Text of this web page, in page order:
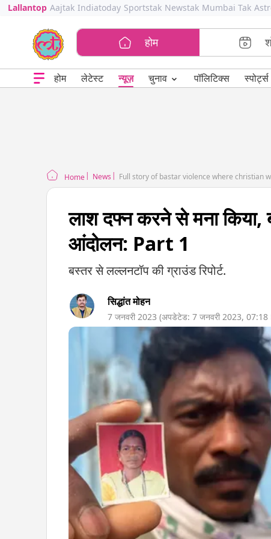
Lallantop Aajtak Indiatoday Sportstak Newstak Mumbai Tak
होम
होम लेटेस्ट न्यूज़ चुनाव ⌄ पॉलिटिक्स स्पोर्ट्स
Home News Full story of bastar violence where christian
लाश दफ्न करने से मना किया,
आंदोलन: Part 1
बस्तर से लल्लनटॉप की ग्राउंड रिपोर्ट.
सिद्धांत मोहन
7 जनवरी 2023 (अपडेटेड: 7 जनवरी 2023, 07:18